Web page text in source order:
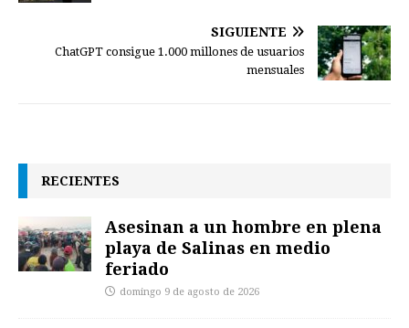
SIGUIENTE
ChatGPT consigue 1.000 millones de usuarios
mensuales
RECIENTES
Asesinan a un hombre en plena
playa de Salinas en medio
feriado
domingo 9 de agosto de 2026